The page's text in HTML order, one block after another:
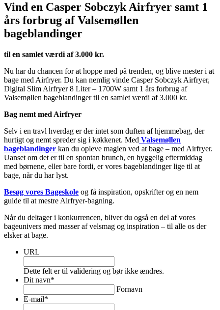
Vind en Casper Sobczyk Airfryer samt 1
års forbrug af Valsemøllen
bageblandinger
til en samlet værdi af 3.000 kr.
Nu har du chancen for at hoppe med på trenden, og blive mester i at
bage med Airfryer. Du kan nemlig vinde Casper Sobczyk Airfryer,
Digital Slim Airfryer 8 Liter – 1700W samt 1 års forbrug af
Valsemøllen bageblandinger til en samlet værdi af 3.000 kr.
Bag nemt med Airfryer
Selv i en travl hverdag er der intet som duften af hjemmebag, der
hurtigt og nemt spreder sig i køkkenet. Med Valsemøllen
bageblandinger kan du opleve magien ved at bage – med Airfryer.
Uanset om det er til en spontan brunch, en hyggelig eftermiddag
med børnene, eller bare fordi, er vores bageblandinger lige til at
bage, når du har lyst.
Besøg vores Bageskole og få inspiration, opskrifter og en nem
guide til at mestre Airfryer-bagning.
Når du deltager i konkurrencen, bliver du også en del af vores
bageunivers med masser af velsmag og inspiration – til alle os der
elsker at bage.
URL
Dette felt er til validering og bør ikke ændres.
Dit navn*
Fornavn
E-mail*